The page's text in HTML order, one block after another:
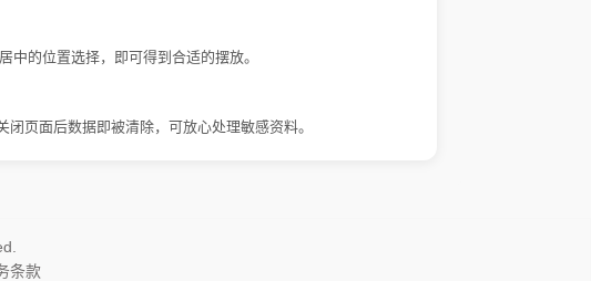
的位置选择，即可得到合适的摆放。
页面后数据即被清除，可放心处理敏感资料。
条款